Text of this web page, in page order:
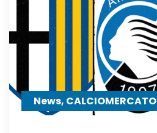
News, CALCIOMERCATO